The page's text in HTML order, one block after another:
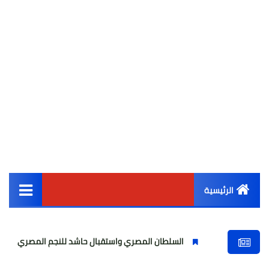
الرئيسية
أخبار مصر
السلطان المصري واستقبال حاشد للنجم المصري